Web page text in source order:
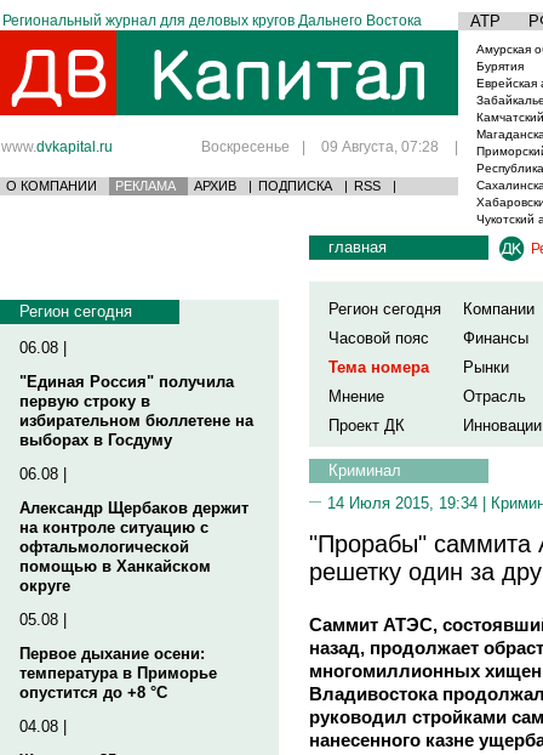
Региональный журнал для деловых кругов Дальнего Востока АТР
www.dvkapital.ru Воскресенье | 09 Августа, 07:28 |
О КОМПАНИИ РЕКЛАМА АРХИВ | ПОДПИСКА | RSS |
Амурская
Бурятия
Еврейская
Чукотский
Регион сегодня
06.08 |
"Единая Россия" получила
первую строку в
избирательном бюллетене на
выборах в Госдуму
06.08 |
Александр Щербаков держит
на контроле ситуацию с
офтальмологической
помощью в Ханкайском
округе
05.08 |
Первое дыхание осени:
температура в Приморье
опустится до +8 °C
04.08 |
главная
Регион сегодня
Компании
Часовой пояс
Финансы
Тема номера
Рынки
Мнение
Отрасль
Проект ДК
Инновации
Криминал
14 Июля 2015, 19:34 |
"Прорабы" саммита
решетку один за
Саммит АТЭС,
назад, продолжает
многомиллионных
Владивостока
руководил стройками
нанесенного казне